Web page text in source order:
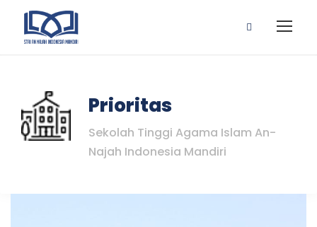
Prioritas
Sekolah Tinggi Agama Islam An-
Najah Indonesia Mandiri